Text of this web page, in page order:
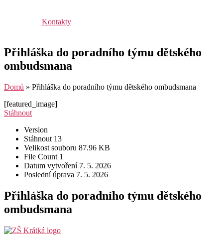
Kontakty
Přihláška do poradního týmu dětského
ombudsmana
Domů » Přihláška do poradního týmu dětského ombudsmana
[featured_image]
Stáhnout
Version
Stáhnout 13
Velikost souboru 87.96 KB
File Count 1
Datum vytvoření 7. 5. 2026
Poslední úprava 7. 5. 2026
Přihláška do poradního týmu dětského
ombudsmana